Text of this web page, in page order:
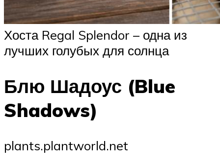
Хоста Regal Splendor – одна из
лучших голубых для солнца
Блю Шадоус (Blue
Shadows)
plants.plantworld.net